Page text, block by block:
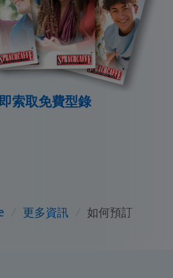
索取免費型錄
更多資訊 如何預訂